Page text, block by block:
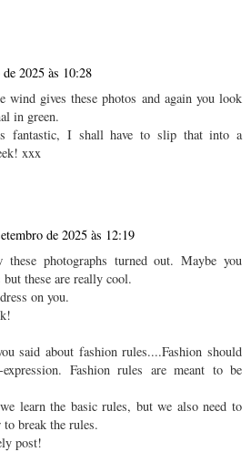
2025 às 10:28
wind gives these photos and again you look
in green.
fantastic, I shall have to slip that into a
xxx
de 2025 às 12:19
photographs turned out. Maybe you
but these are really cool.
on you.
said about fashion rules....Fashion should
Fashion rules are meant to be
learn the basic rules, but we also need to
break the rules.
post!